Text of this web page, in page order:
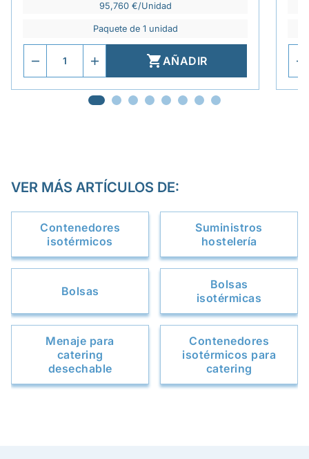
95,760 €/Unidad
Paquete de 1 unidad
AÑADIR
VER MÁS ARTÍCULOS DE:
Contenedores
isotérmicos
Suministros
hostelería
Bolsas
Bolsas
isotérmicas
Menaje para
catering
desechable
Contenedores
isotérmicos para
catering